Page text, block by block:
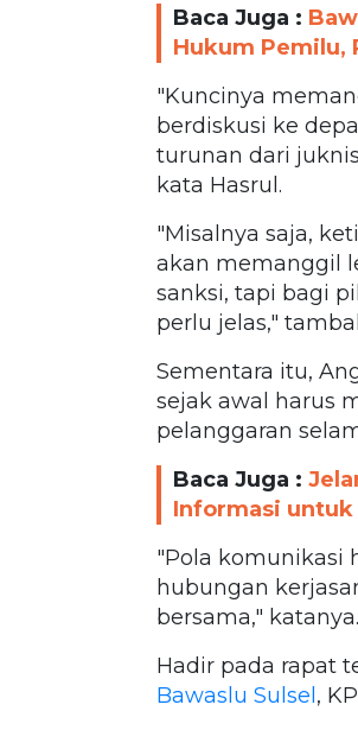
Baca Juga :
Hukum Pemilu,
"Kuncinya
berdiskusi ke
turunan dari
kata Hasrul.
"Misalnya saja,
akan memanggil
sanksi, tapi bagi
perlu jelas,"
Sementara itu,
sejak awal harus
pelanggaran
Baca Juga :
Informasi untuk
"Pola komunikasi
hubungan
bersama," katanya.
Hadir pada rapat
Bawaslu Sulsel ,